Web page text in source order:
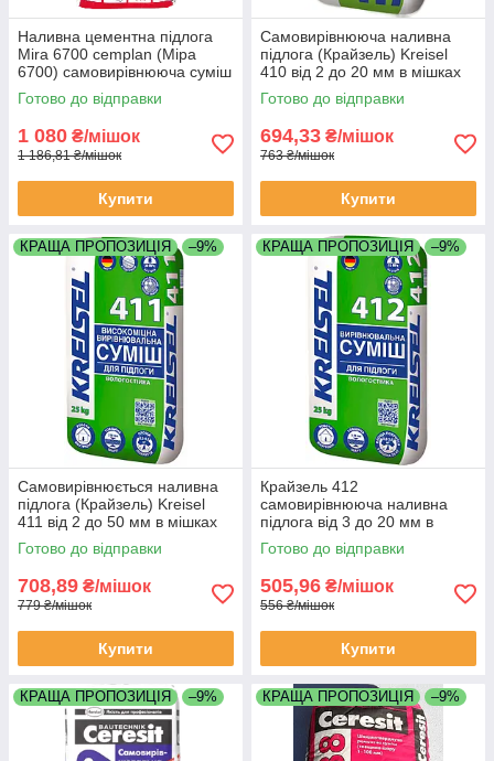
Наливна цементна підлога
Mira 6700 cemplan (Міра
6700) самовирівнююча суміш
від 1-45 ммм мішок 25
кілограмів
Готово до відправки
1 080 ₴/мішок
1 186,81 ₴/мішок
Купити
Самовирівнююча наливна
підлога (Крайзель) Kreisel
410 від 2 до 20 мм в мішках
по 25 кг
Готово до відправки
694,33 ₴/мішок
763 ₴/мішок
Купити
КРАЩА ПРОПОЗИЦІЯ –9%
Самовирівнюється наливна
підлога (Крайзель) Kreisel
411 від 2 до 50 мм в мішках
по 25 кг
Готово до відправки
708,89 ₴/мішок
779 ₴/мішок
Купити
КРАЩА ПРОПОЗИЦІЯ –9%
Крайзель 412
самовирівнююча наливна
підлога від 3 до 20 мм в
мішках по 25 кг
Готово до відправки
505,96 ₴/мішок
556 ₴/мішок
Купити
КРАЩА ПРОПОЗИЦІЯ –9% КРАЩА ПРОПОЗИЦІЯ –9%